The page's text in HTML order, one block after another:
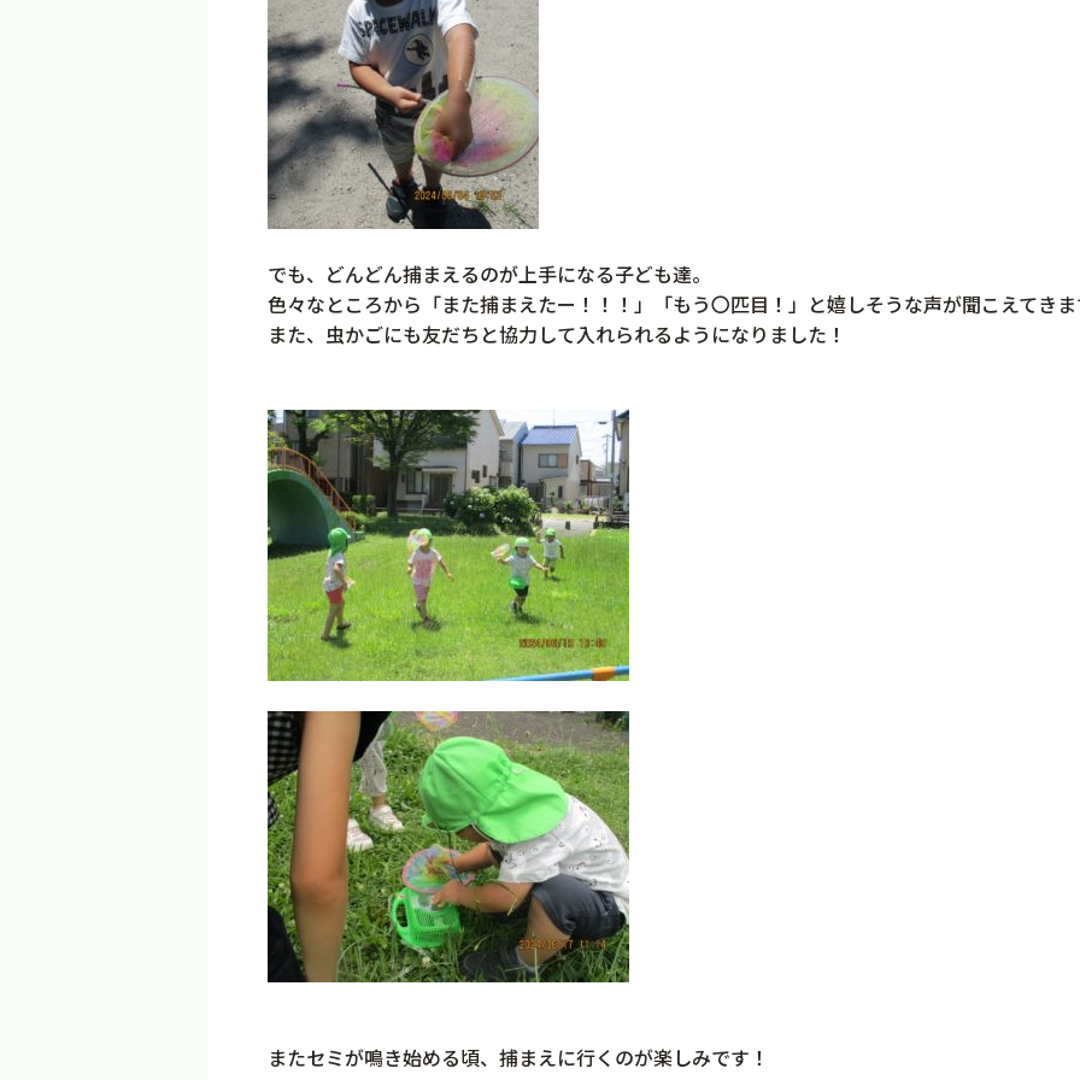
でも、どんどん捕まえるのが上手になる子ども達。
色々なところから「また捕まえたー！！！」「もう〇匹目！」と嬉しそうな声が聞こえてきま
また、虫かごにも友だちと協力して入れられるようになりました！
またセミが鳴き始める頃、捕まえに行くのが楽しみです！